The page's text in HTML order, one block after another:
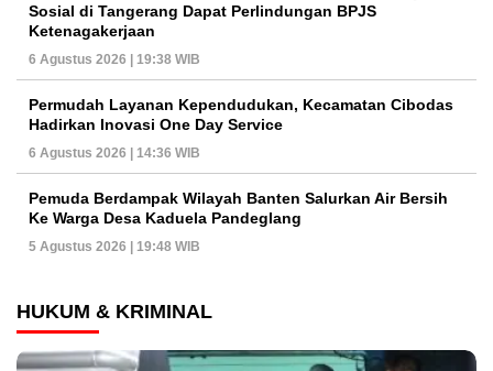
Sosial di Tangerang Dapat Perlindungan BPJS
Ketenagakerjaan
6 Agustus 2026 | 19:38 WIB
Permudah Layanan Kependudukan, Kecamatan Cibodas
Hadirkan Inovasi One Day Service
6 Agustus 2026 | 14:36 WIB
Pemuda Berdampak Wilayah Banten Salurkan Air Bersih
Ke Warga Desa Kaduela Pandeglang
5 Agustus 2026 | 19:48 WIB
HUKUM & KRIMINAL